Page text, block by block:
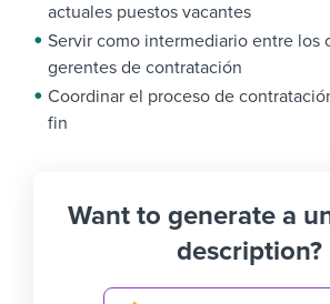
actuales puestos vacantes
Servir como intermediario entre los
gerentes de contratación
Coordinar el proceso de
fin
Want to generate a
description?